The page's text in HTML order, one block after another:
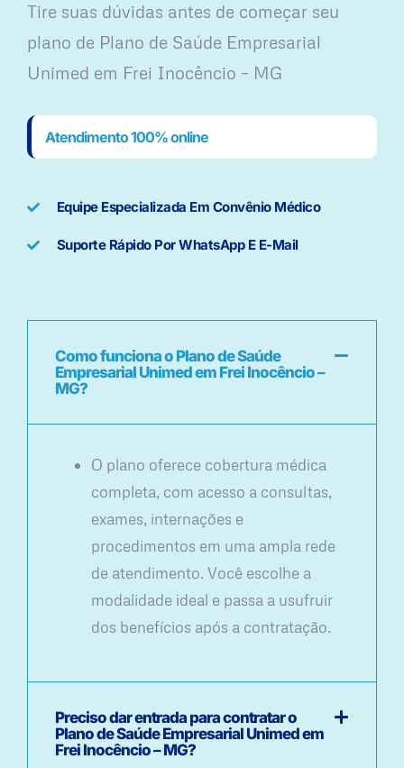
Tire suas dúvidas antes de começar seu
plano ​de Plano de Saúde Empresarial
Unimed em Frei Inocêncio – MG
Atendimento 100% online
Equipe Especializada Em Convênio Médico
Suporte Rápido Por WhatsApp E E-Mail
Como funciona o Plano de Saúde
Empresarial Unimed em Frei Inocêncio –
MG?
O plano oferece cobertura médica
completa, com acesso a consultas,
exames, internações e
procedimentos em uma ampla rede
de atendimento. Você escolhe a
modalidade ideal e passa a usufruir
dos benefícios após a contratação.
Preciso dar entrada para contratar o
Plano de Saúde Empresarial Unimed em
Frei Inocêncio – MG?